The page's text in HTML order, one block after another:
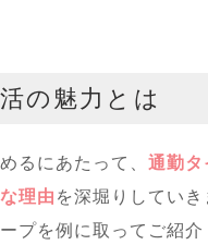
の魅力とは
るにあたって、通勤タ
理由 を深堀りしてい
プを例に取ってご紹